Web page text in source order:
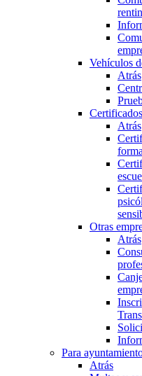
Vehículos
Atrás
Atrás
Otras
Atrás
Para
Atrás